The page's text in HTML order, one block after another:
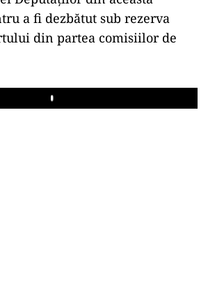
a fi dezbătut sub rezerva
din partea comisiilor de
Play